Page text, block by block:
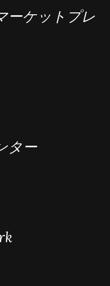
ーケットプレ
ター